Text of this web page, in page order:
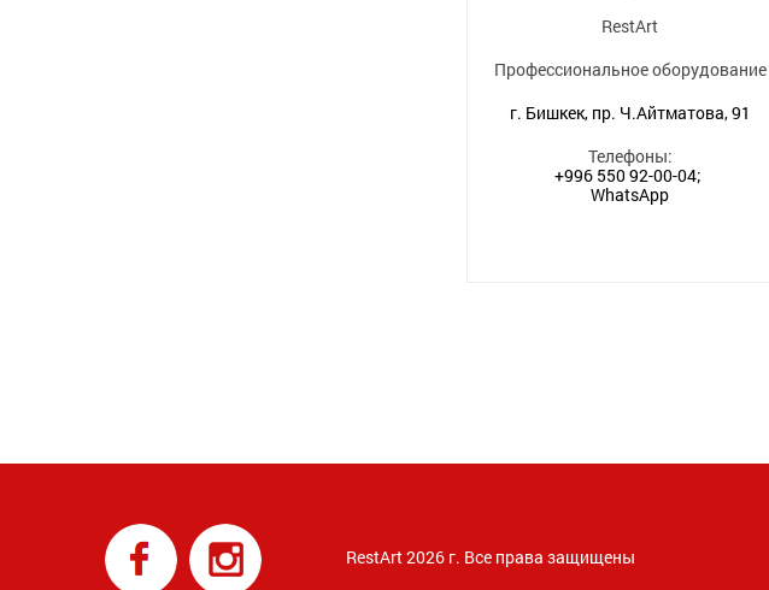
RestArt
Профессиональное оборудование
г. Бишкек, пр. Ч.Айтматова, 91
Телефоны:
+996 550 92-00-04;
WhatsApp
RestArt 2026 г. Все права защищены